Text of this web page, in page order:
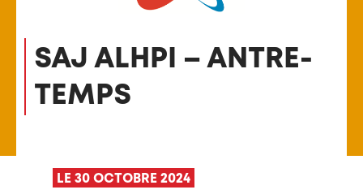
SAJ ALHPI – ANTRE-
TEMPS
LE 30 OCTOBRE 2024